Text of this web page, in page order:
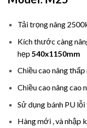
Tải trọng nâng
Kích thước càng
hẹp540x1150mm
Chiều cao nâng
Chiều cao nâng cao
Sử dụng bánh PU lỗi
Hàng mới , và nhập